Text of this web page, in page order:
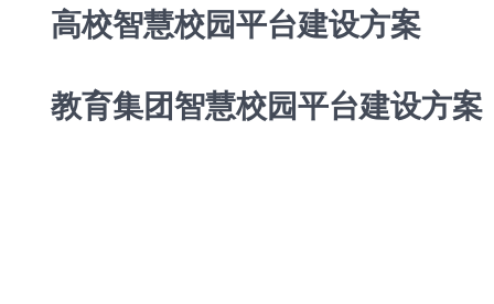
高校智慧校园平台建设方案
教育集团智慧校园平台建设方案